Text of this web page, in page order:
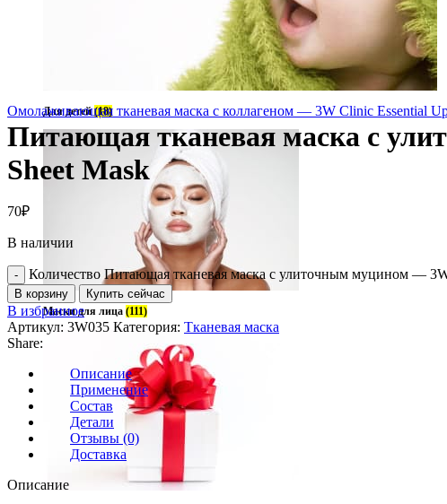
Для детей(18)
Маски для лица (111)
Омолаживающая тканевая маска с коллагеном — 3W Clinic Essential
Питающая тканевая маска с
Sheet Mask
70₽
В наличии
Количество Питающая тканевая маска с улиточным муцином —
В корзину Купить сейчас
В избранное
Артикул: 3W035 Категория: Тканевая маска
Share:
Описание
Применение
Состав
Детали
Отзывы (0)
Доставка
Описание